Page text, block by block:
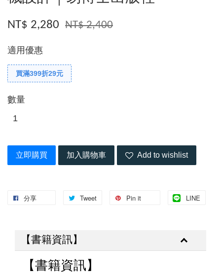
NT$ 2,280 NT$ 2,400
適用優惠
買滿399折29元
數量
立即購買 加入購物車 Add to wishlist
分享 Tweet Pin it LINE
【書籍資訊】
【書籍資訊】